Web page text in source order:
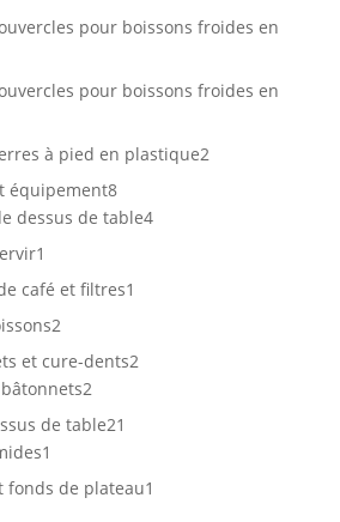
produits
pour boissons froides en
pour boissons froides en
à pied en plastique22
équipement88
produits
dessus de table44
1
produit
café et filtres1
22
produits
et cure-dents22
22
produits
de table21
1
produit
fonds de plateau1